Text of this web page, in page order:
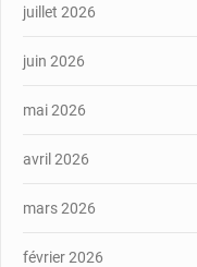
juillet 2026
juin 2026
mai 2026
avril 2026
mars 2026
février 2026